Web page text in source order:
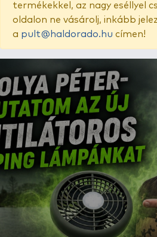
termékekkel, az nagy eséllyel
oldalon ne vásárolj, inkább
a pult@haldorado.hu címen!